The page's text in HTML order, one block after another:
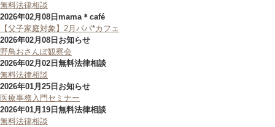
無料法律相談
2026年02月08日 mama＊café
【父子家庭対象】2月パパ*カフェ
2026年02月08日 お知らせ
野鳥おさんぽ観察会
2026年02月02日 無料法律相談
無料法律相談
2026年01月25日 お知らせ
医療事務入門セミナー
2026年01月19日 無料法律相談
無料法律相談